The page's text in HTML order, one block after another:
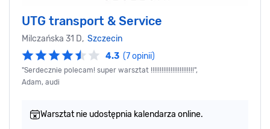
UTG transport & Service
Milczańska 31 D, Szczecin
4.3 (7 opinii)
"Serdecznie polecam! super warsztat !!!!!!!!!!!!!!!!!!!!!!!!",
Adam, audi
Warsztat nie udostępnia kalendarza online.